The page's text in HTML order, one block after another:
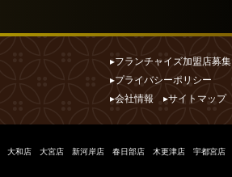
▸フランチャイズ加盟店募集
▸プライバシーポリシー
▸会社情報
▸サイトマップ
大和店 大宮店 新河岸店 春日部店 木更津店 宇都宮店